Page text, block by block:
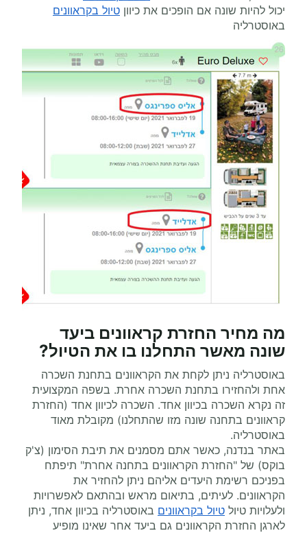
יכול להיות שונה אם הופכים את כיוון טיול בקראוונים
באוסטרליה
מה מחיר החזרת קראוונים ביעד
שונה מאשר התחלנו בו את הטיול?
באוסטרליה ניתן לקחת את הקראוונים בתחנת השכרה
אחת ולהחזירו בתחנת השכרה אחרת. בשפה המקצועית
זה נקרא השכרה בכיוון אחד. השכרה לכיוון אחד (החזרת
קראוונים בתחנה שונה מזו שהתחלנו) מקובלת מאוד
באוסטרליה.
באתר בנדנה, כאשר אתם מסמנים את תיבת הסימון (צ'ק
בוקס) של "החזרת הקראוונים בתחנה אחרת" תיפתח
בפניכם רשימת היעדים אליהם ניתן להחזיר את
הקראוונים. לעיתים, בתיאום מראש ובהתאם לאפשרויות
ולעלויות טיול טיול בקראוונים באוסטרליה בכיוון אחד, ניתן
לארגן החזרת הקראוונים גם ביעד אחר שאינו מופיע